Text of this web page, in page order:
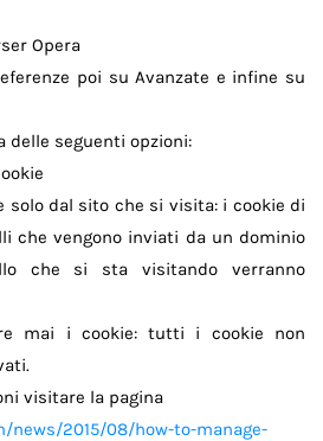
Opera
poi su Avanzate e infine su
delle seguenti opzioni:
solo dal sito che si visita: i cookie di
che vengono inviati da un dominio
che si sta visitando verranno
mai i cookie: tutti i cookie non
visitare la pagina
news/2015/08/how-to-manage-